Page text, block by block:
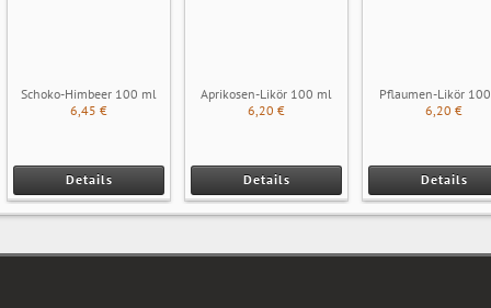
Schoko-Himbeer 100 ml
6,45 €
Details
Aprikosen-Likör 100 ml
6,20 €
Details
Pflaumen-Likör
6,20 €
Details